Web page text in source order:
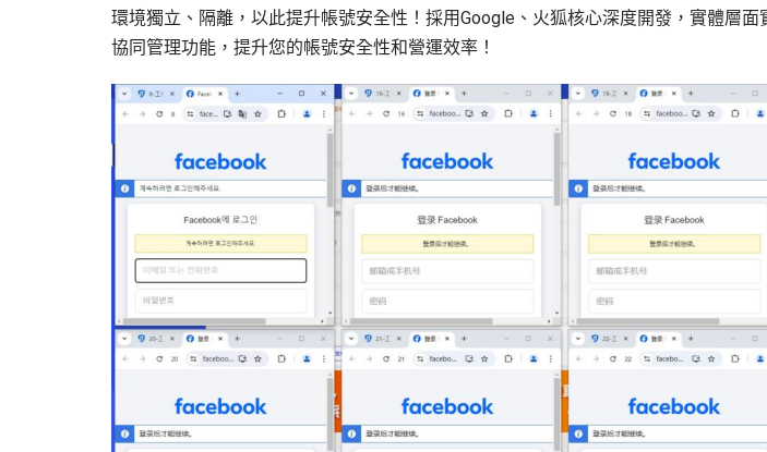
環境獨立、隔離，以此提升帳號安全性！採用Google、火狐核心深度開發，實體層
協同管理功能，提升您的帳號安全性和營運效率！